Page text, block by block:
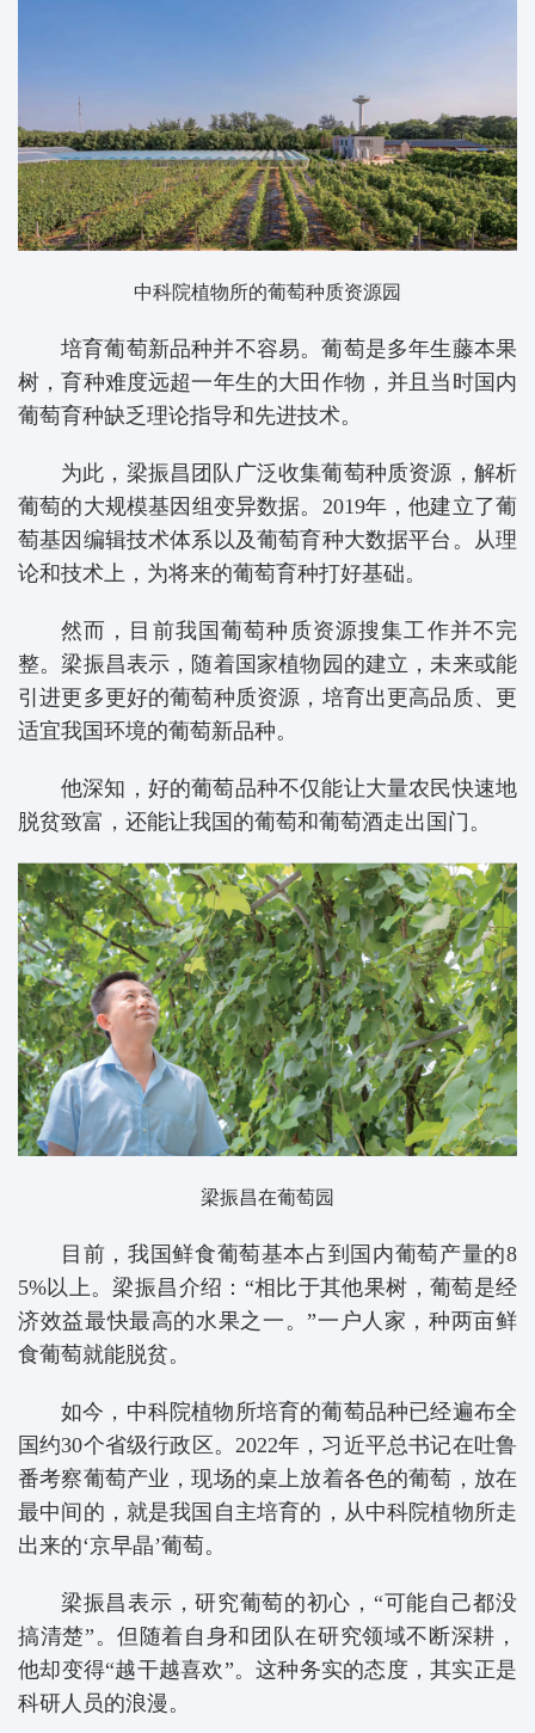
中科院植物所的葡萄种质资源园
培育葡萄新品种并不容易。葡萄是多年生藤本果
树，育种难度远超一年生的大田作物，并且当时国内
葡萄育种缺乏理论指导和先进技术。
为此，梁振昌团队广泛收集葡萄种质资源，解析
葡萄的大规模基因组变异数据。2019年，他建立了葡
萄基因编辑技术体系以及葡萄育种大数据平台。从理
论和技术上，为将来的葡萄育种打好基础。
然而，目前我国葡萄种质资源搜集工作并不完
整。梁振昌表示，随着国家植物园的建立，未来或能
引进更多更好的葡萄种质资源，培育出更高品质、更
适宜我国环境的葡萄新品种。
他深知，好的葡萄品种不仅能让大量农民快速地
脱贫致富，还能让我国的葡萄和葡萄酒走出国门。
梁振昌在葡萄园
目前，我国鲜食葡萄基本占到国内葡萄产量的8
5%以上。梁振昌介绍：“相比于其他果树，葡萄是经
济效益最快最高的水果之一。”一户人家，种两亩鲜
食葡萄就能脱贫。
如今，中科院植物所培育的葡萄品种已经遍布全
国约30个省级行政区。2022年，习近平总书记在吐鲁
番考察葡萄产业，现场的桌上放着各色的葡萄，放在
最中间的，就是我国自主培育的，从中科院植物所走
出来的‘京早晶’葡萄。
梁振昌表示，研究葡萄的初心，“可能自己都没
搞清楚”。但随着自身和团队在研究领域不断深耕，
他却变得“越干越喜欢”。这种务实的态度，其实正是
科研人员的浪漫。